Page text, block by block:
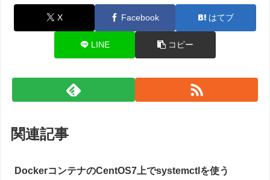
X Facebook はてブ
LINE コピー
関連記事
DockerコンテナのCentOS7上でsystemctlを使う